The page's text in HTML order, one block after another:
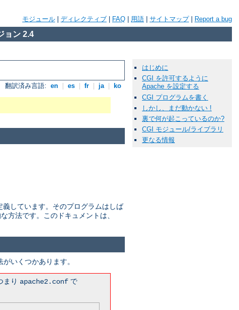
モジュール ディレクティブ FAQ 用語 サイトマップ| Report a bug
ョン 2.4
翻訳済み言語: en es fr ja ko
しています。そのプログラムはしば
方法です。このドキュメントは、
いくつかあります。
まり apache2.conf で
はじめに
CGI を許可するように
Apache を設定する
CGI プログラムを書く
しかし、まだ動かない !
裏で何が起こっているのか?
CGI モジュール/ライブラリ
更なる情報